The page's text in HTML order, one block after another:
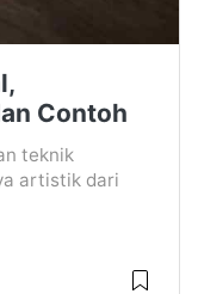
Contoh
teknik
artistik dari